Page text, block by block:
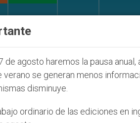
a cristianos (y no sólo) en
de agosto haremos la pausa
verano se generan menos
disminuye.
ordinario de las ediciones en